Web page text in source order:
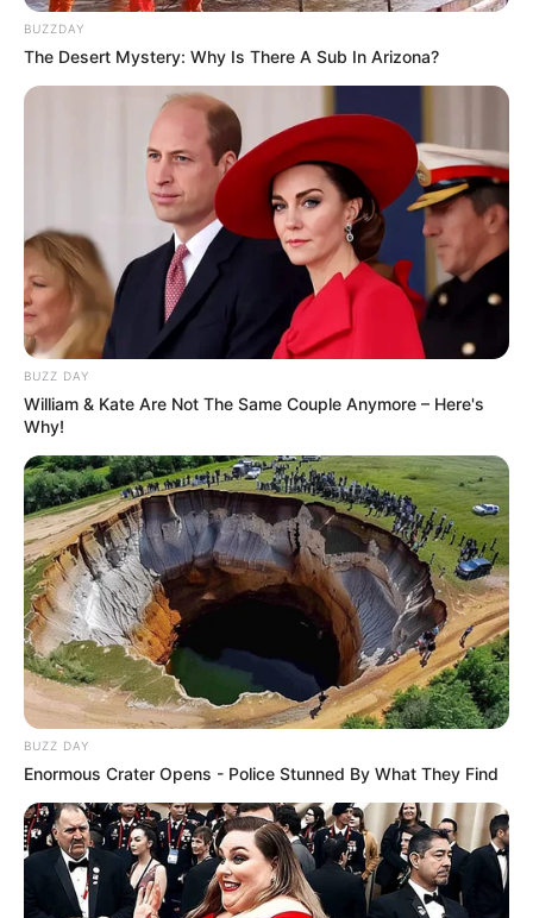
BUZZDAY
The Desert Mystery: Why Is There A Sub In Arizona?
BUZZ DAY
William & Kate Are Not The Same Couple Anymore – Here's
Why!
BUZZ DAY
Enormous Crater Opens - Police Stunned By What They Find